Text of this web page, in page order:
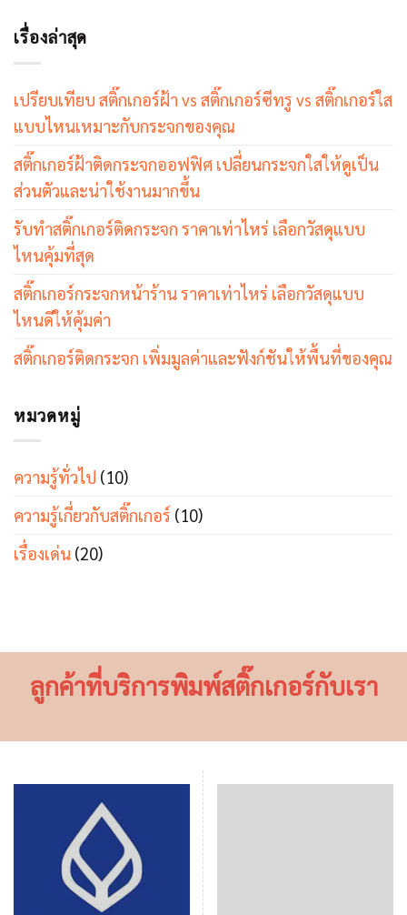
เรื่องล่าสุด
เปรียบเทียบ สติ๊กเกอร์ฝ้า vs สติ๊กเกอร์ซีทรู vs สติ๊กเกอร์ใส
แบบไหนเหมาะกับกระจกของคุณ
สติ๊กเกอร์ฝ้าติดกระจกออฟฟิศ เปลี่ยนกระจกใสให้ดูเป็น
ส่วนตัวและน่าใช้งานมากขึ้น
รับทำสติ๊กเกอร์ติดกระจก ราคาเท่าไหร่ เลือกวัสดุแบบ
ไหนคุ้มที่สุด
สติ๊กเกอร์กระจกหน้าร้าน ราคาเท่าไหร่ เลือกวัสดุแบบ
ไหนดีให้คุ้มค่า
สติ๊กเกอร์ติดกระจก เพิ่มมูลค่าและฟังก์ชันให้พื้นที่ของคุณ
หมวดหมู่
ความรู้ทั่วไป (10)
ความรู้เกี่ยวกับสติ๊กเกอร์ (10)
เรื่องเด่น (20)
ลูกค้าที่บริการพิมพ์สติ๊กเกอร์กับเรา